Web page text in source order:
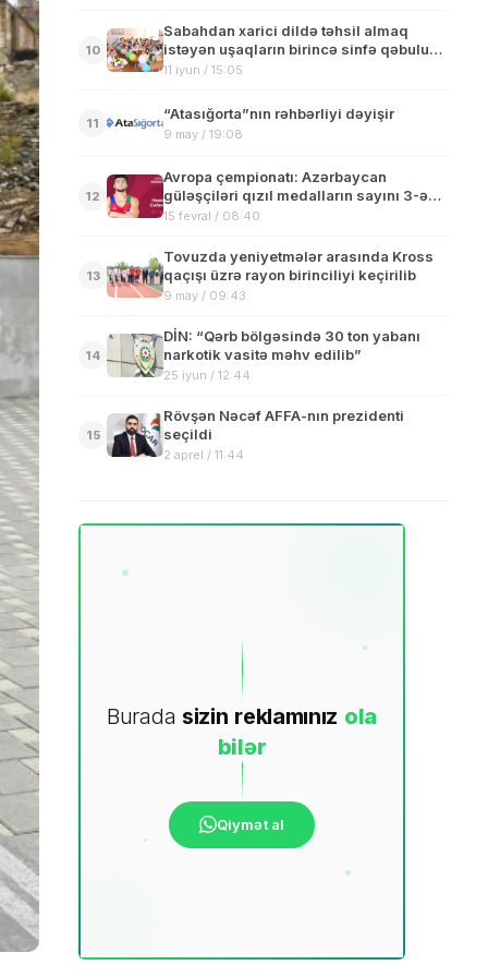
10
Sabahdan xarici dildə təhsil almaq
istəyən uşaqların birincə sinfə qəbulu
üçün məktəb seçimi başlayır
11 iyun / 15:05
11
“Atasığorta”nın rəhbərliyi dəyişir
9 may / 19:08
12
Avropa çempionatı: Azərbaycan
güləşçiləri qızıl medalların sayını 3-ə
çatdırıb
15 fevral / 08:40
13
Tovuzda yeniyetmələr arasında Kross
qaçışı üzrə rayon birinciliyi keçirilib
9 may / 09:43
14
DİN: “Qərb bölgəsində 30 ton yabanı
narkotik vasitə məhv edilib”
25 iyun / 12:44
15
Rövşən Nəcəf AFFA-nın prezidenti
seçildi
2 aprel / 11:44
Burada sizin reklamınız ola
bilər
Qiymət al